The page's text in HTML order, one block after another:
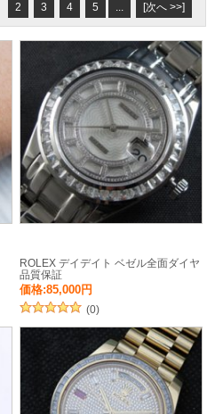
2 3 4 5 ... [次へ >>]
ROLEX デイデイト ベゼル全面ダイヤ
品質保証
価格:85,000円
(0)